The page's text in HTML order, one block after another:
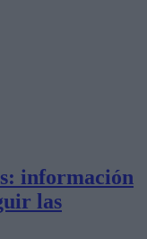
información
las